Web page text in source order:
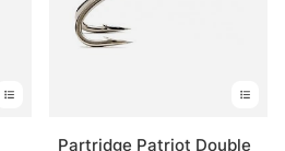
Partridge Patriot Double